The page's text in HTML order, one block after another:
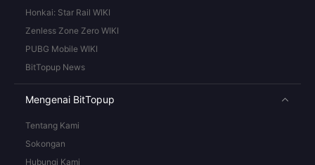
Honkai: Star Rail WIKI
Zenless Zone Zero WIKI
PUBG Mobile WIKI
BitTopup News
Mengenai BitTopup
Tentang Kami
Sokongan
Hubungi Kami